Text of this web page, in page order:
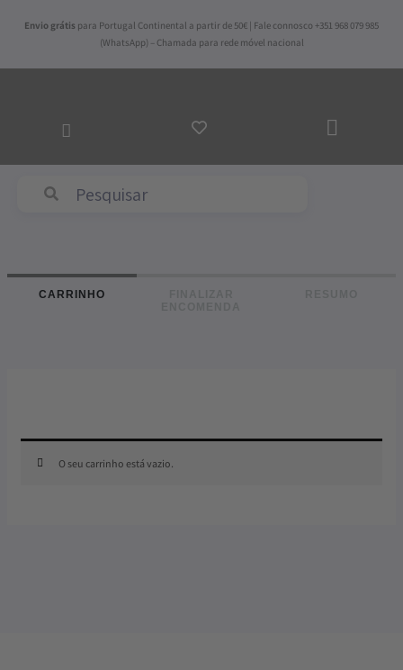
Envio grátis para Portugal Continental a partir de 50€ | Fale connosco +351 968 079 985
(WhatsApp) – Chamada para rede móvel nacional
AO
CARRINHO
O seu carrinho está vazio.